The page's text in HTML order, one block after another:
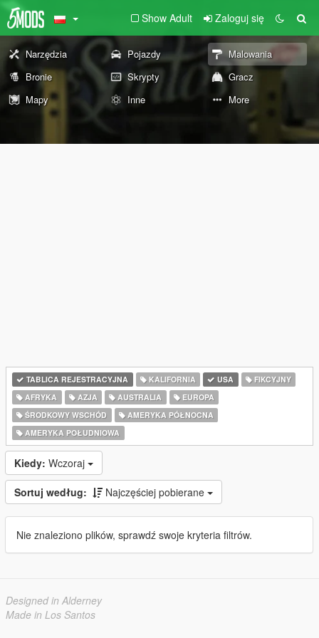
Show Adult Zaloguj się
Narzędzia Pojazdy
Malowania
Bronie
Skrypty
Gracz
Mapy
Inne More
TABLICA REJESTRACYJNA KALIFORNIA USA
FIKCYJNY
AFRYKA
AZJA AUSTRALIA
EUROPA
ŚRODKOWY WSCHÓD
AMERYKA PÓŁNOCNA
AMERYKA POŁUDNIOWA
Kiedy: Wczoraj
Sortuj według: Najczęściej pobierane
Nie znaleziono plików, sprawdź swoje kryteria filtrów.
Designed in Alderney
Made in Los Santos